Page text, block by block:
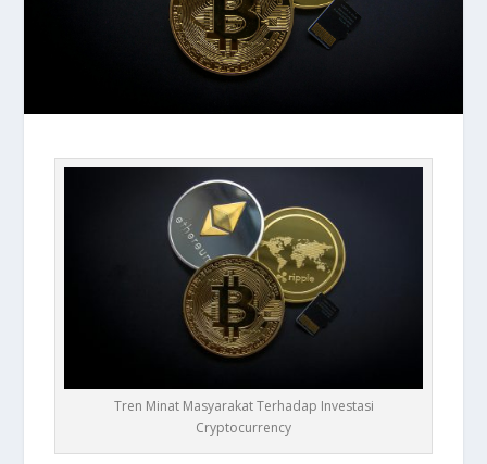
Tren Minat Masyarakat Terhadap Investasi
Cryptocurrency